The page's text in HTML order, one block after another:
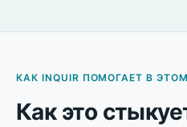
КАК INQUIR ПОМОГАЕТ В
Как это